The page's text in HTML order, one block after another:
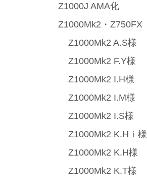
Z1000J AMA化
Z1000Mk2・Z750FX
Z1000Mk2 A.S様
Z1000Mk2 F.Y様
Z1000Mk2 I.H様
Z1000Mk2 I.M様
Z1000Mk2 I.S様
Z1000Mk2 K.Hｉ様
Z1000Mk2 K.H様
Z1000Mk2 K.T様